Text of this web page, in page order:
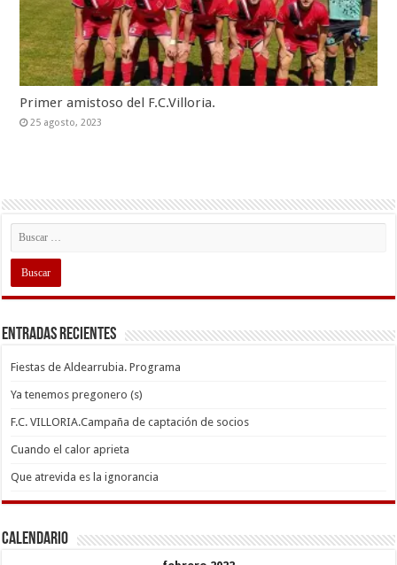
Primer amistoso del F.C.Villoria.
25 agosto, 2023
Entradas recientes
Fiestas de Aldearrubia. Programa
Ya tenemos pregonero (s)
F.C. VILLORIA.Campaña de captación de socios
Cuando el calor aprieta
Que atrevida es la ignorancia
Calendario